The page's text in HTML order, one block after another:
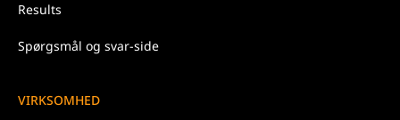
Results
Spørgsmål og svar-side
VIRKSOMHED